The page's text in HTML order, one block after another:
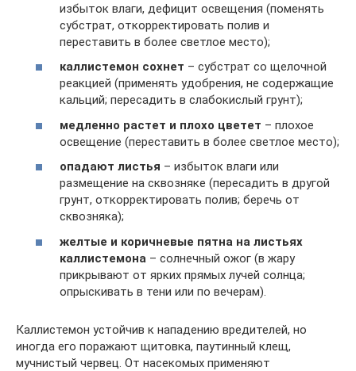
избыток влаги, дефицит освещения (поменять
субстрат, откорректировать полив и
переставить в более светлое место);
каллистемон сохнет – субстрат со щелочной
реакцией (применять удобрения, не содержащие
кальций; пересадить в слабокислый грунт);
медленно растет и плохо цветет – плохое
освещение (переставить в более светлое место);
опадают листья – избыток влаги или
размещение на сквозняке (пересадить в другой
грунт, откорректировать полив; беречь от
сквозняка);
желтые и коричневые пятна на листьях
каллистемона – солнечный ожог (в жару
прикрывают от ярких прямых лучей солнца;
опрыскивать в тени или по вечерам).
Каллистемон устойчив к нападению вредителей, но
иногда его поражают щитовка, паутинный клещ,
мучнистый червец. От насекомых применяют